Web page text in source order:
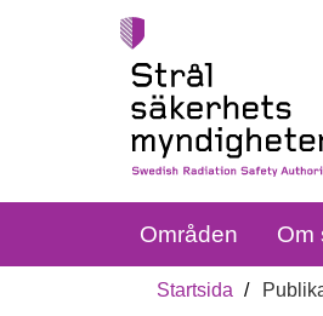
Områden Om
Startsida